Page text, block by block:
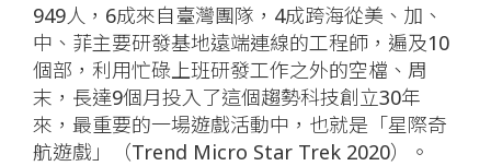
949人，6成來自臺灣團隊，4成跨海從美、加、
中、菲主要研發基地遠端連線的工程師，遍及10
個部，利用忙碌上班研發工作之外的空檔、周
末，長達9個月投入了這個趨勢科技創立30年
來，最重要的一場遊戲活動中，也就是「星際奇
航遊戲」（Trend Micro Star Trek 2020）。